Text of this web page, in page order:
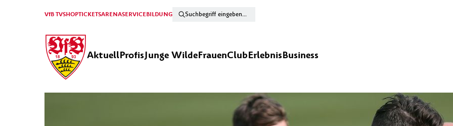
VfB TVSHOPTICKETSARENASERVICEBILDUNG
AktuellProfisJunge WildeFrauenClubErlebnisBusiness